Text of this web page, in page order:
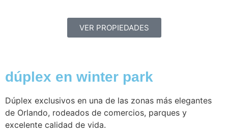
VER PROPIEDADES
dúplex en winter park
Dúplex exclusivos en una de las zonas más elegantes
de Orlando, rodeados de comercios, parques y
excelente calidad de vida.